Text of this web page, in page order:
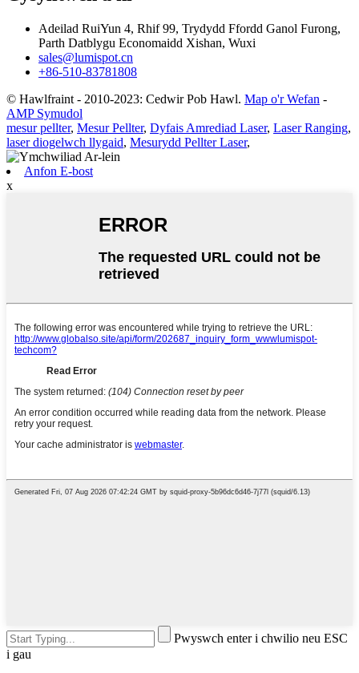
Adeilad RuiYun 4, Rhif 99, Trydydd Ffordd Ganol Furong,
Parth Datblygu Economaidd Xishan, Wuxi
sales@lumispot.cn
+86-510-83781808
© Hawlfraint - 2010-2023: Cedwir Pob Hawl. Map o'r Wefan -
AMP Symudol
mesur pellter, Mesur Pellter, Dyfais Amrediad Laser, Laser Ranging,
laser diogelwch llygaid, Mesurydd Pellter Laser,
Anfon E-bost
x
Pwyswch enter i chwilio neu ESC
i gau